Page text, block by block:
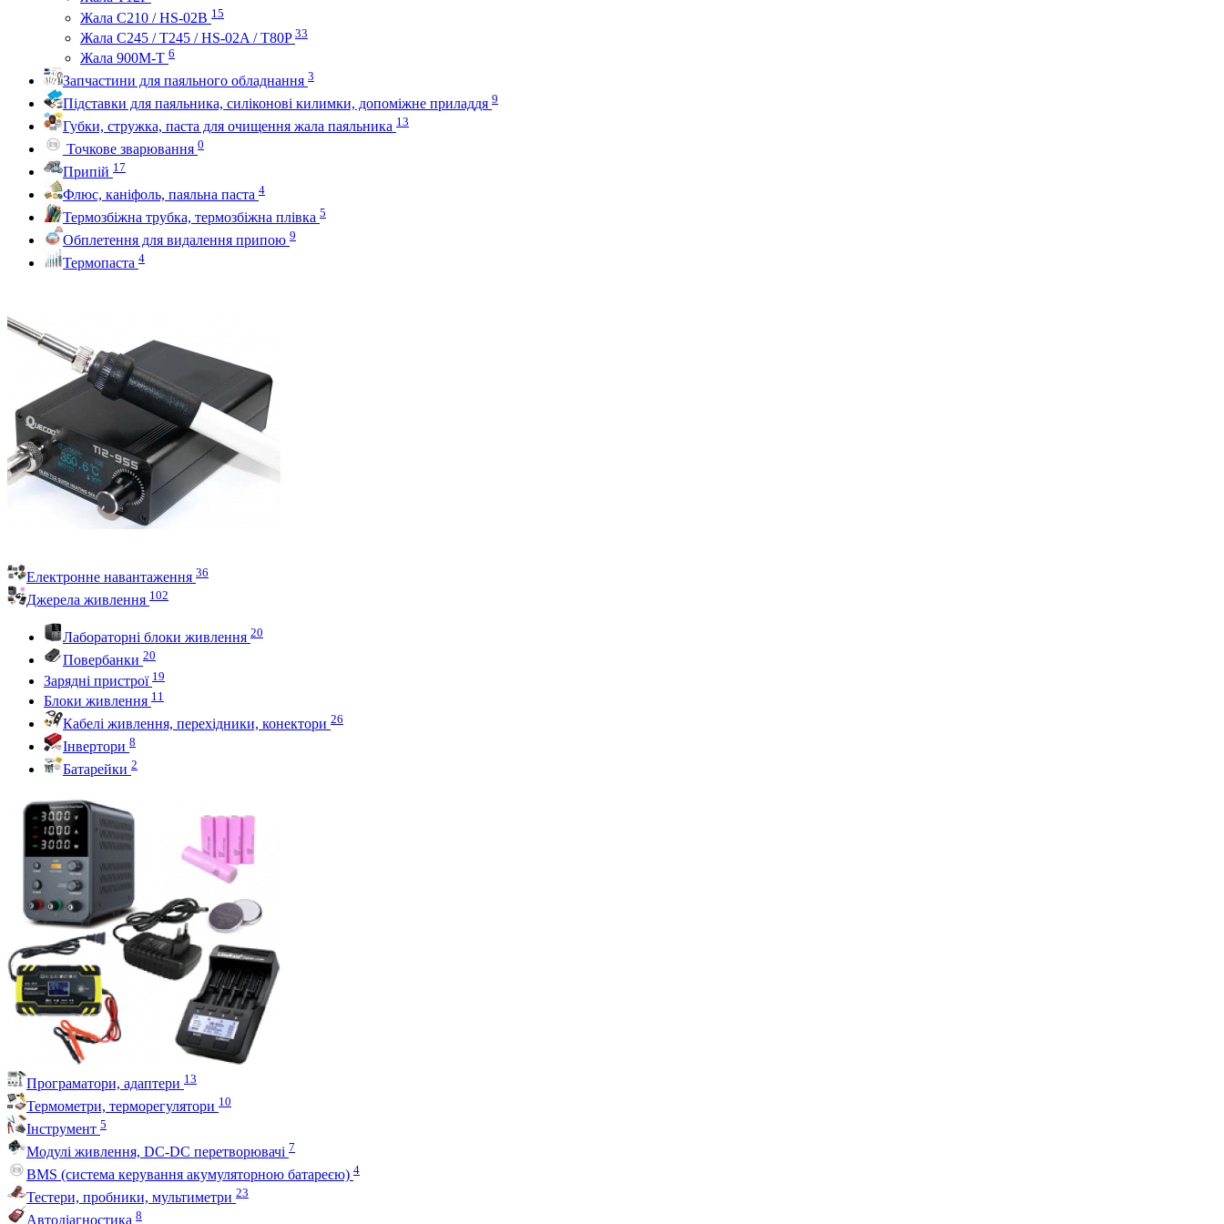
Жала C210 / HS-02B 15
Жала C245 / T245 / HS-02A / T80P 33
Жала 900M-T 6
Запчастини для паяльного обладнання 3
Підставки для паяльника, силіконові килимки, допоміжне приладдя 9
Губки, стружка, паста для очищення жала паяльника 13
Точкове зварювання 0
Припій 17
Флюс, каніфоль, паяльна паста 4
Термозбіжна трубка, термозбіжна плівка 5
Обплетення для видалення припою 9
Термопаста 4
Електронне навантаження 36
Джерела живлення 102
Лабораторні блоки живлення 20
Повербанки 20
Зарядні пристрої 19
Блоки живлення 11
Кабелі живлення, перехідники, конектори 26
Інвертори 8
Батарейки 2
Програматори, адаптери 13
Термометри, терморегулятори 10
Інструмент 5
Модулі живлення, DC-DC перетворювачі 7
BMS (система керування акумуляторною батареєю) 4
Тестери, пробники, мультиметри 23
Автодіагностика 8